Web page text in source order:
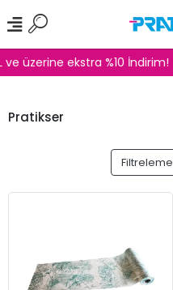
üzerine ekstra %10 İndirim!
Pratikser
Filtreleme